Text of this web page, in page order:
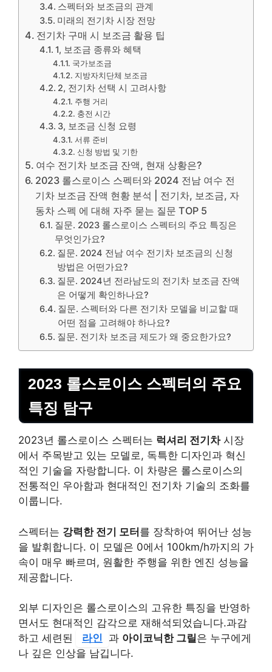
스펙터와 보조금의 관계
미래의 전기차 시장 전망
전기차 구매 시 보조금 활용 팁
1, 보조금 종류와 혜택
국가보조금
지방자치단체 보조금
2, 전기차 선택 시 고려사항
주행 거리
충전 시간
3, 보조금 신청 요령
서류 준비
신청 방법 및 기한
여수 전기차 보조금 잔액, 현재 상황은?
2023 롤스로이스 스펙터와 2024 전남 여수 전
기차 보조금 잔액 현황 분석 | 전기차, 보조금, 자
동차 스펙 에 대해 자주 묻는 질문 TOP 5
질문. 2023 롤스로이스 스펙터의 주요 특징은
무엇인가요?
질문. 2024 전남 여수 전기차 보조금의 신청
방법은 어떤가요?
질문. 2024년 전라남도의 전기차 보조금 잔액
은 어떻게 확인하나요?
질문. 스펙터와 다른 전기차 모델을 비교할 때
어떤 점을 고려해야 하나요?
질문. 전기차 보조금 제도가 왜 중요한가요?
2023 롤스로이스 스펙터의 주요
특징 탐구
2023년 롤스로이스 스펙터는 럭셔리 전기차시장
에서 주목받고 있는 모델로, 독특한 디자인과 혁신
적인 기술을 자랑합니다. 이 차량은 롤스로이스의
전통적인 우아함과 현대적인 전기차 기술의 조화를
이룹니다.
스펙터는 강력한 전기 모터를 장착하여 뛰어난 성능
을 발휘합니다. 이 모델은 0에서 100km/h까지의 가
속이 매우 빠르며, 원활한 주행을 위한 엔진 성능을
제공합니다.
외부 디자인은 롤스로이스의 고유한 특징을 반영하
면서도 현대적인 감각으로 재해석되었습니다.과감
하고 세련된
라인 과 아이코닉한 그릴은 누구에게
나 깊은 인상을 남깁니다.